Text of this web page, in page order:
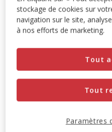
Promotion disponible
Voir conditions
Code: WELCOME10
stockage de cookies sur
navigation sur le site,
à nos efforts de marketing.
Tout
Tout
Paramètres